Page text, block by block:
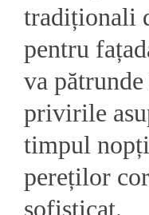
tradiționali
pentru
va
privirile
timpul
pereților
sofisticat.